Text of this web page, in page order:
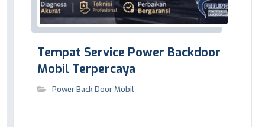
Tempat Service Power Backdoor
Mobil Terpercaya
Power Back Door Mobil